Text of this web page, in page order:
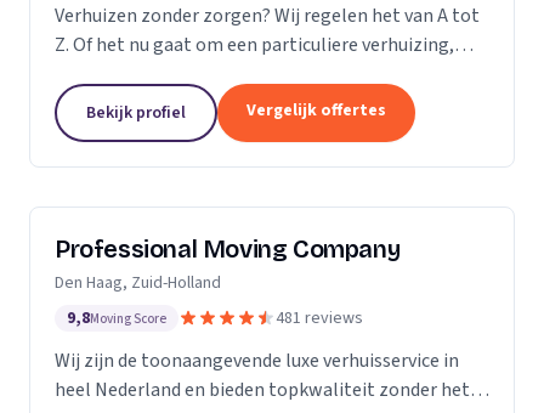
Verhuizen zonder zorgen? Wij regelen het van A tot
Z. Of het nu gaat om een particuliere verhuizing,
snel, zorgvuldig en betrouwbaar. Van inpakken en
monteren tot transport en tijdelijke opslag — u
kunt op ons rekenen. Met onze professionele
Bekijk profiel Vergelijk offertes
Professional Moving Company
Den Haag, Zuid-Holland
9,8Moving Score 481 reviews
Wij zijn de toonaangevende luxe verhuisservice in
heel Nederland en bieden topkwaliteit zonder het